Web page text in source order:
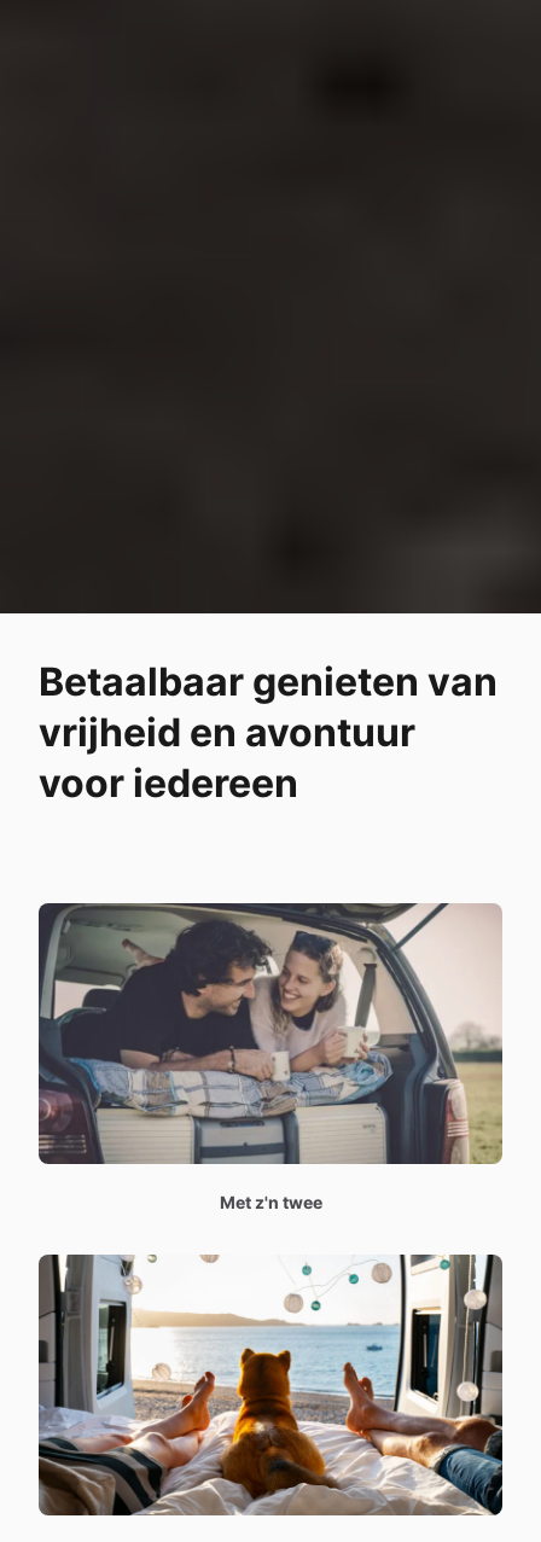
Betaalbaar genieten van
vrijheid en avontuur
voor iedereen
Met z'n twee